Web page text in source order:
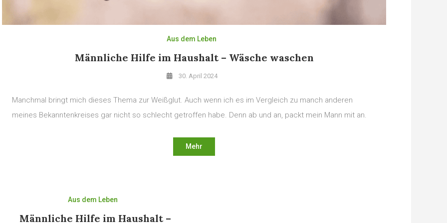
Aus dem Leben
Männliche Hilfe im Haushalt – Wäsche waschen
30. April 2024
Manchmal bringt mich dieses Thema zur Weißglut. Auch wenn ich es im Vergleich zu manch anderen
meines Bekanntenkreises gar nicht so schlecht getroffen habe. Denn ab und an, packt mein Mann mit an.
Mehr
Aus dem Leben
Männliche Hilfe im Haushalt –